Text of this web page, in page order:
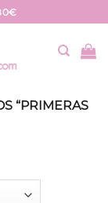
“PRIMERAS